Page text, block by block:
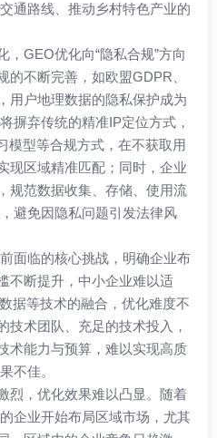
通路线、推动乡村特色产业的
，GEO优化向“隐私合规”方向
不断完善，如欧盟GDPR、
用户地理数据的隐私保护成为
摒弃传统的精准IP定位方式，
模型等合规方式，在不获取用
现区域精准匹配；同时，企业
规范数据收集、存储、使用流
避免因隐私问题引发法律风
面临的核心挑战，明确企业布
不断提升，中小企业难以适
据等技术的融合，优化难度不
技术团队、充足的技术投入，
术能力与预算，难以实现高质
不佳。
烈，优化效果难以凸显。随着
企业开始布局区域市场，尤其